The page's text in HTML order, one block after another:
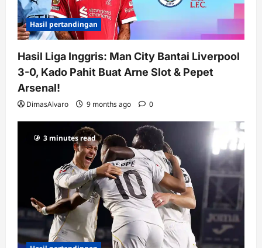
Hasil pertandingan
Hasil Liga Inggris: Man City Bantai Liverpool
3-0, Kado Pahit Buat Arne Slot & Pepet
Arsenal!
DimasAlvaro 9 months ago 0
3 minutes read